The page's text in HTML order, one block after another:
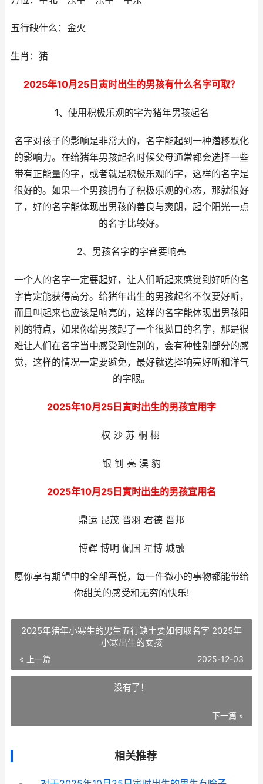
五行缺什么：金火
生肖：猪
2025年10月25日寅时出生的男孩有什么名字可取？
1、使用积极乐观的字为猪年男孩起名
名字对孩子的影响是非常大的，名字能起到一种潜移默化
的影响力。在给猪年男孩起名时候父母通常都会选择一些
带有正能量的字，或者就是积极乐观的字，这样的名字是
很好的。如果一个男孩拥有了积极乐观的心态，那就很好
了，好的名字能体现出男孩的善良与爽朗，起个阳光一点
的名字比较好。
2、男孩名字的字音要响亮
一个人的名字一定要起好，让人们听起来感觉到好听的名
字肯定能获得高分。给猪年出生的男孩起名不仅要好听，
而且叫起来也应该是响亮的，这样的名字能体现出男孩阳
刚的特点，如果你给男孩起了一个很拗口的名字，那是很
难让人们在名字当中感受到性别的，会有种性别部分的感
觉，这样的情况一定要避免，最好就选择响亮好听和洋气
的字眼。
2025年10月25日寅时出生的男孩宜用字
权 沙 苏 桐 栩
银 钊 亮 淏 豹
2025年10月25日寅时出生的男孩宜用名
鼎运 昆茂 晋羽 君德 晋邦
博辉 博明 佩国 星博 城融
愿你享有期望中的全部喜悦，每一件微小的事物都能带给
你甜美的感受和无穷的快乐!
2025年猪年小寒生的男生五行缺土要如何取名字 2025年
小寒出生的女孩
« 上一篇 2025-12-03
没有了！
下一篇 »
相关推荐